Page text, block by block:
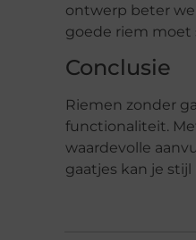
ontwerp beter
goede riem moet
Conclusie
Riemen zonder
functionaliteit.
waardevolle
gaatjes kan je